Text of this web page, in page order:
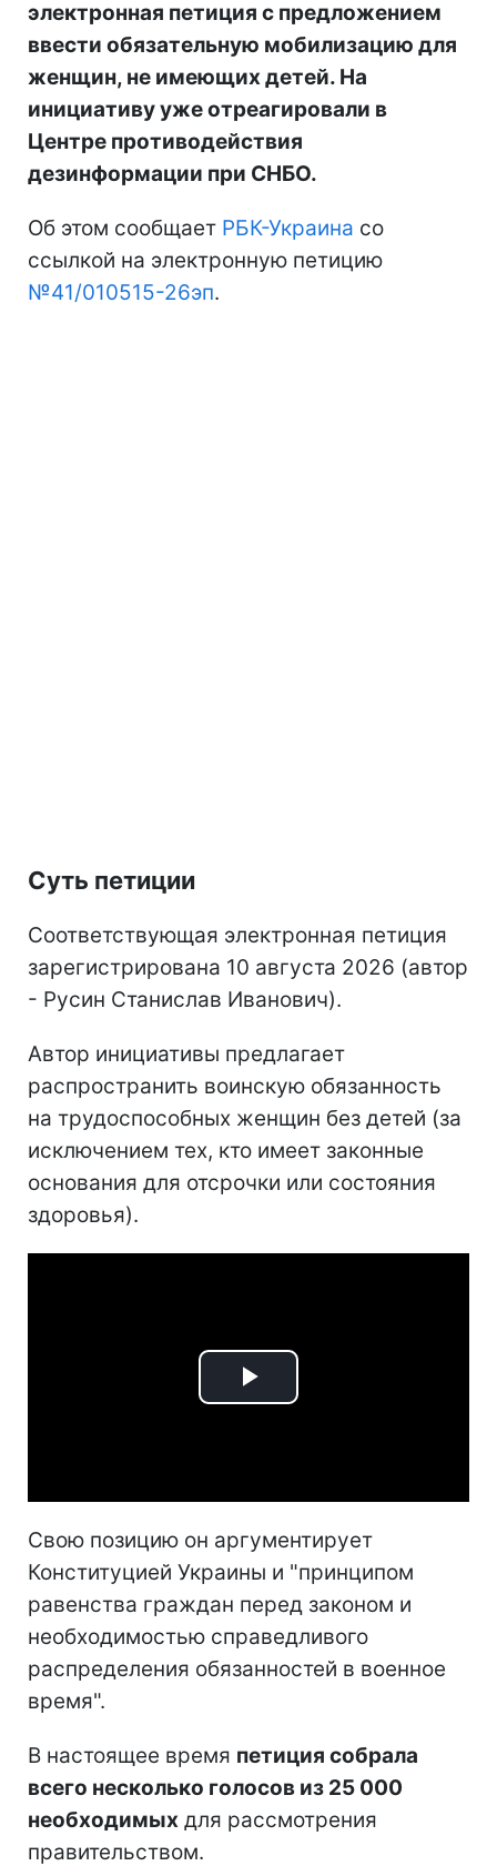
электронная петиция с предложением
ввести обязательную мобилизацию для
женщин, не имеющих детей. На
инициативу уже отреагировали в
Центре противодействия
дезинформации при СНБО.
Об этом сообщает РБК-Украина со
ссылкой на электронную петицию
№41/010515-26эп.
Суть петиции
Соответствующая электронная петиция
зарегистрирована 10 августа 2026 (автор
- Русин Станислав Иванович).
Автор инициативы предлагает
распространить воинскую обязанность
на трудоспособных женщин без детей (за
исключением тех, кто имеет законные
основания для отсрочки или состояния
здоровья).
Play
Свою позицию он аргументирует
Конституцией Украины и "принципом
равенства граждан перед законом и
необходимостью справедливого
распределения обязанностей в военное
время".
В настоящее время петиция собрала
всего несколько голосов из 25 000
необходимых для рассмотрения
правительством.